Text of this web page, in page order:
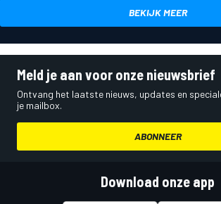
BEKIJK MEER
Meld je aan voor onze nieuwsbrief
Ontvang het laatste nieuws, updates en
je mailbox.
ABONNEER
Download onze app